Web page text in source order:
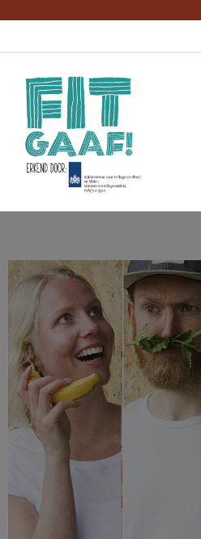
Gaaf voor…
Gratis gezonds
Over ons
Contact
Bestellen
Winkelmand